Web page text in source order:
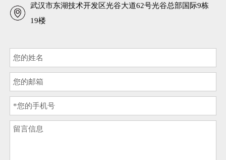
武汉市东湖技术开发区光谷大道62号光谷总部国际9栋
19楼